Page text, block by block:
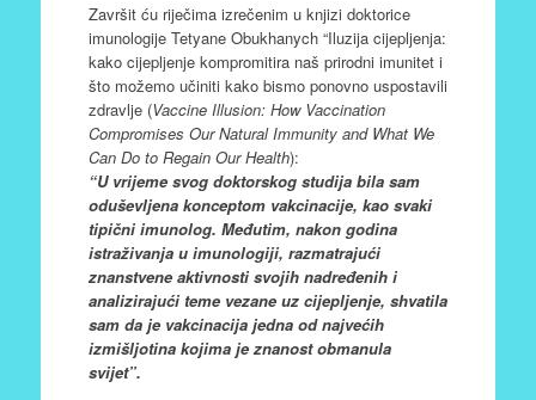
Završit ću riječima izrečenim u knjizi doktorice
imunologije Tetyane Obukhanych “Iluzija cijepljenja:
kako cijepljenje kompromitira naš prirodni imunitet i
što možemo učiniti kako bismo ponovno uspostavili
zdravlje (Vaccine Illusion: How Vaccination
Compromises Our Natural Immunity and What We
Can Do to Regain Our Health):
“U vrijeme svog doktorskog studija bila sam
oduševljena konceptom vakcinacije, kao svaki
tipični imunolog. Međutim, nakon godina
istraživanja u imunologiji, razmatrajući
znanstvene aktivnosti svojih nadređenih i
analizirajući teme vezane uz cijepljenje, shvatila
sam da je vakcinacija jedna od najvećih
izmišljotina kojima je znanost obmanula
svijet”.